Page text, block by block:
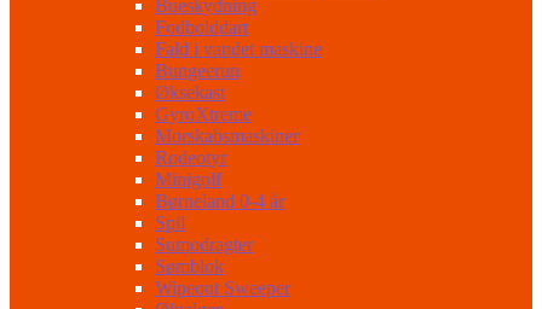
Bueskydning
Fodbolddart
Fald i vandet maskine
Bungeerun
Øksekast
GyroXtreme
Morskabsmaskiner
Rodeotyr
Minigolf
Børneland 0-4 år
Spil
Sumodragter
Sømblok
Wipeout Sweeper